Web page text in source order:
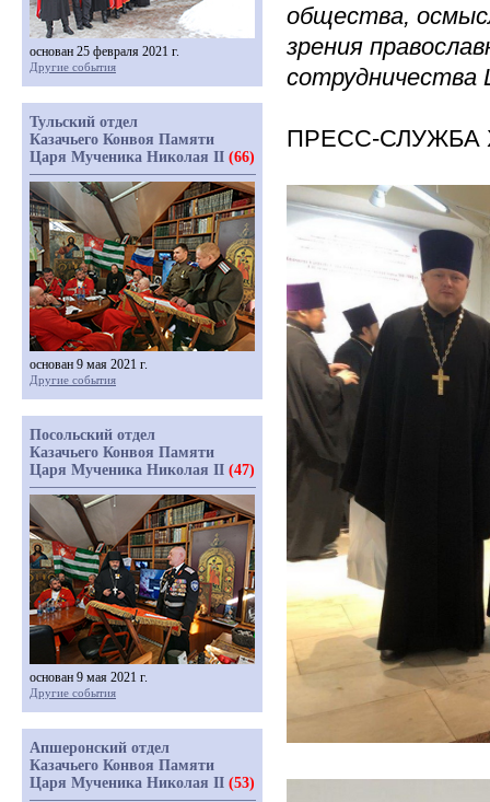
общества,
зрения
сотрудничества
ПРЕСС-СЛУЖБА
основан 25 февраля 2021 г.
Другие события
Тульский отдел
Казачьего Конвоя Памяти
Царя Мученика Николая II (66)
основан 9 мая 2021 г.
Другие события
Посольский отдел
Казачьего Конвоя Памяти
Царя Мученика Николая II (47)
основан 9 мая 2021 г.
Другие события
Апшеронский отдел
Казачьего Конвоя Памяти
Царя Мученика Николая II (53)